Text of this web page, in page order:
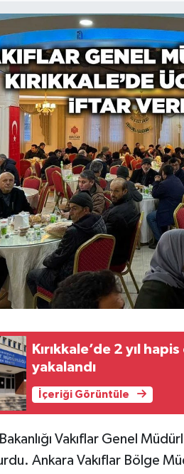
Kırıkkale’de 2 yıl
yakalandı
İçeriği Görüntüle
Vakıflar Genel
Ankara Vakıflar Bölge